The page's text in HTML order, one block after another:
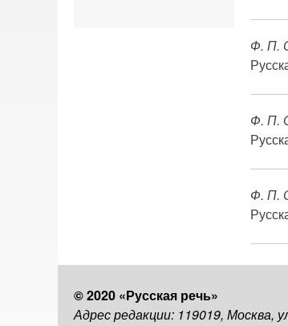
Ф. П.
Ф. П.
Ф. П.
© 2020 «Русская речь»
Адрес редакции: 119019, Москва,